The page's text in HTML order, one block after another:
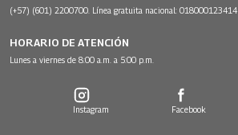
(+57) (601) 2200700. Línea gratuita nacional: 018000123414
HORARIO DE ATENCIÓN
Lunes a viernes de 8:00 a.m. a 5:00 p.m.
Instagram Facebook